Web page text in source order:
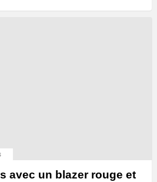
avec un blazer rouge et